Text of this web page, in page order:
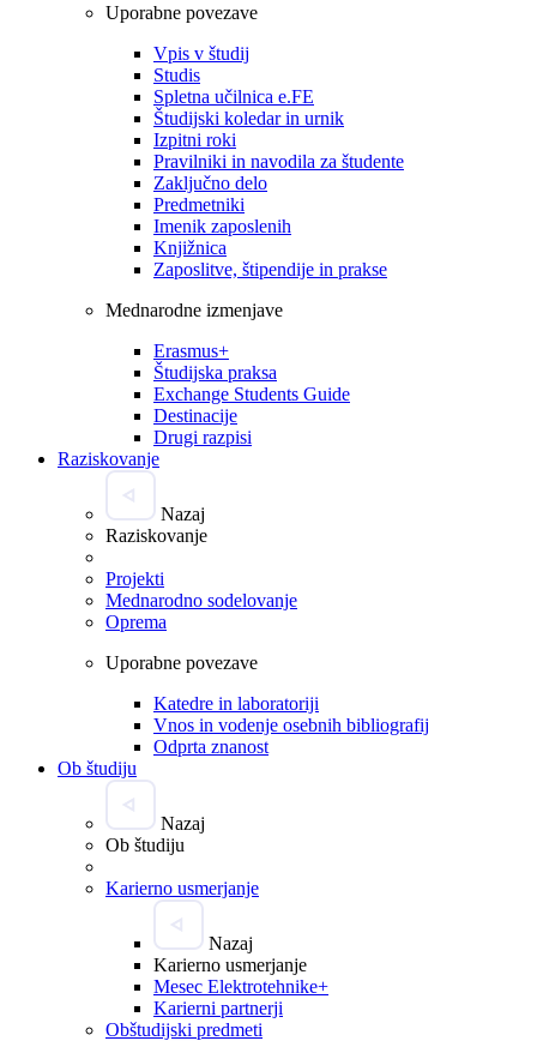
Uporabne povezave
Vpis v študij
Studis
Spletna učilnica e.FE
Študijski koledar in urnik
Izpitni roki
Pravilniki in navodila za študente
Zaključno delo
Predmetniki
Imenik zaposlenih
Knjižnica
Zaposlitve, štipendije in prakse
Mednarodne izmenjave
Erasmus+
Študijska praksa
Exchange Students Guide
Destinacije
Drugi razpisi
Raziskovanje
Nazaj
Raziskovanje
Projekti
Mednarodno sodelovanje
Oprema
Uporabne povezave
Katedre in laboratoriji
Vnos in vodenje osebnih bibliografij
Odprta znanost
Ob študiju
Nazaj
Ob študiju
Karierno usmerjanje
Nazaj
Karierno usmerjanje
Mesec Elektrotehnike+
Karierni partnerji
Obštudijski predmeti